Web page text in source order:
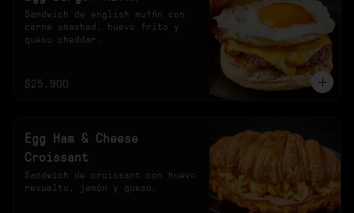
Sandwich de english muffin con
carne smashed, huevo frito y
queso cheddar.
$25.900
Egg Ham & Cheese
Croissant
Sandwich de croissant con huevo
revuelto, jamón y queso.